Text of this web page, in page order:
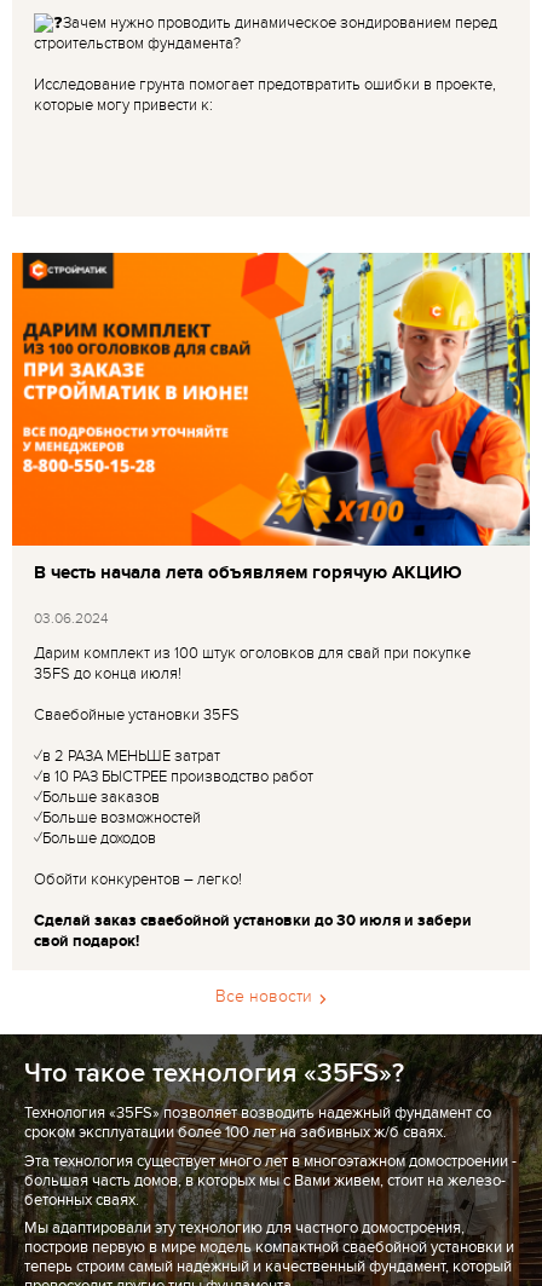
Зачем нужно проводить динамическое зондированием перед
строительством фундамента?
Исследование грунта помогает предотвратить ошибки в проекте,
которые могу привести к:
В честь начала лета объявляем горячую АКЦИЮ
03.06.2024
Дарим комплект из 100 штук оголовков для свай при покупке
35FS до конца июля!
Сваебойные установки 35FS
✓в 2 РАЗА МЕНЬШЕ затрат
✓в 10 РАЗ БЫСТРЕЕ производство работ
✓Больше заказов
✓Больше возможностей
✓Больше доходов
Обойти конкурентов – легко!
Сделай заказ сваебойной установки до 30 июля и забери
свой подарок!
Все новости
Что такое технология «35FS»?
Технология «35FS» позволяет возводить надежный фундамент со
сроком эксплуатации более 100 лет на забивных ж/б сваях.
Эта технология существует много лет в многоэтажном домостроении -
большая часть домов, в которых мы с Вами живем, стоит на железо-
бетонных сваях.
Мы адаптировали эту технологию для частного домостроения,
построив первую в мире модель компактной сваебойной установки и
теперь строим самый надежный и качественный фундамент, который